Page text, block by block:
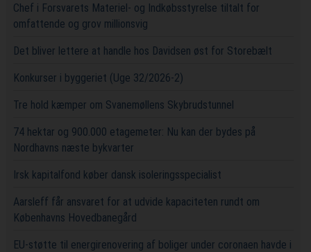
Chef i Forsvarets Materiel- og Indkøbsstyrelse tiltalt for
omfattende og grov millionsvig
Det bliver lettere at handle hos Davidsen øst for Storebælt
Konkurser i byggeriet (Uge 32/2026-2)
Tre hold kæmper om Svanemøllens Skybrudstunnel
74 hektar og 900.000 etagemeter: Nu kan der bydes på
Nordhavns næste bykvarter
Irsk kapitalfond køber dansk isoleringsspecialist
Aarsleff får ansvaret for at udvide kapaciteten rundt om
Københavns Hovedbanegård
EU-støtte til energirenovering af boliger under coronaen havde i